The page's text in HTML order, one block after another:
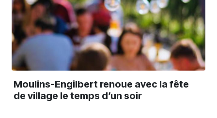
Moulins-Engilbert renoue avec la fête
de village le temps d’un soir